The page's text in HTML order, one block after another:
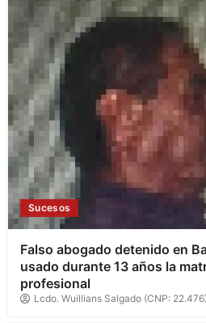
Sucesos
Falso abogado detenido en
usado durante 13 años la
profesional
Lcdo. Wuillians Salgado (CNP: 22.476)